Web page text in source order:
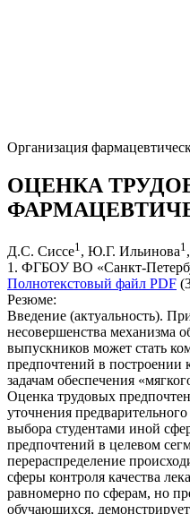
Организация
ОЦЕНКА
Д.С. Сиссе1 , Ю.Г. Ильинова1
1. ФГБОУ ВО «Санкт-
Полнотекстовый файл PDF
Резюме:
Введение (актуальность).
несовершенства механизма
выпускников может стать
предпочтений в построении
задачам обеспечения
Оценка трудовых
уточнения
выбора студентами иной
предпочтений в целевом
перераспределение
сферы контроля качества
равномерно по сферам, но
обучающихся,